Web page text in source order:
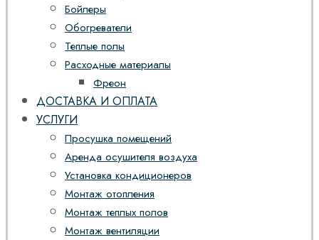
Бойлеры
Обогреватели
Теплые полы
Расходные материалы
Фреон
ДОСТАВКА И ОПЛАТА
УСЛУГИ
Просушка помещений
Аренда осушителя воздуха
Установка кондиционеров
Монтаж отопления
Монтаж теплых полов
Монтаж вентиляции